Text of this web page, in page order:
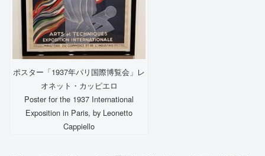
ポスター「1937年パリ国際博覧会」レ
オネット・カッピエロ
Poster for the 1937 International
Exposition in Paris, by Leonetto
Cappiello